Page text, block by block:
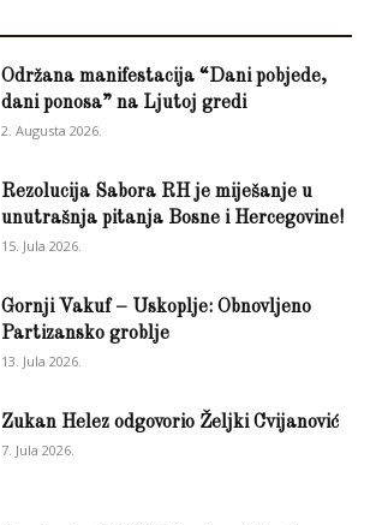
Održana manifestacija “Dani pobjede,
dani ponosa” na Ljutoj gredi
2. Augusta 2026.
Rezolucija Sabora RH je miješanje u
unutrašnja pitanja Bosne i Hercegovine!
15. Jula 2026.
Gornji Vakuf – Uskoplje: Obnovljeno
Partizansko groblje
13. Jula 2026.
Zukan Helez odgovorio Željki Cvijanović
7. Jula 2026.